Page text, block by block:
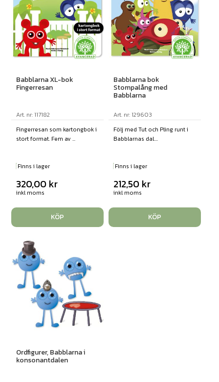
Babblarna XL-bok
Fingerresan
Art. nr: 117182
Fingerresan som kartongbok i
stort format. Fem av ...
Finns i lager
320,00 kr
inkl moms
KÖP
Babblarna bok
Stompalång med
Babblarna
Art. nr: 129603
Följ med Tut och Pling runt i
Babblarnas dal....
Finns i lager
212,50 kr
inkl moms
KÖP
Ordfigurer, Babblarna i
konsonantdalen